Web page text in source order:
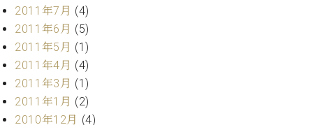
タ
ー
サ
ー
ビ
ス
2011年7月 (4)
2011年6月 (5)
2011年5月 (1)
2011年4月 (4)
2011年3月 (1)
2011年1月 (2)
2010年12月 (4)